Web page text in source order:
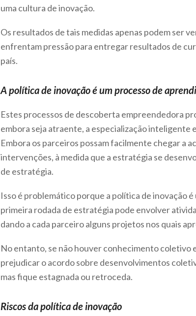
uma cultura de inovação.
Os resultados de tais medidas apenas podem ser
enfrentam pressão para entregar resultados de
país.
A política de inovação é um processo de
Estes processos de descoberta empreendedora
embora seja atraente, a especialização
Embora os parceiros possam facilmente chegar a
intervenções, à medida que a estratégia se
de estratégia.
Isso é problemático porque a política de inovação
primeira rodada de estratégia pode envolver
dando a cada parceiro alguns projetos nos quais
No entanto, se não houver conhecimento coletivo
prejudicar o acordo sobre desenvolvimentos
mas fique estagnada ou retroceda.
Riscos da política de inovação